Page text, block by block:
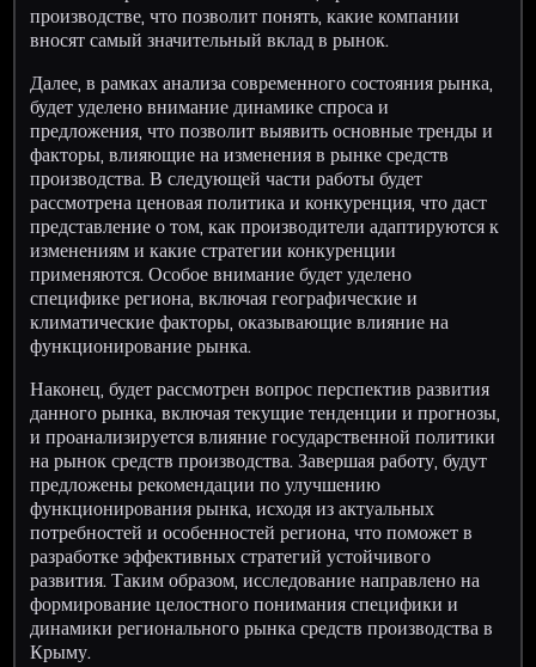
производстве, что позволит понять, какие компании
вносят самый значительный вклад в рынок.
Далее, в рамках анализа современного состояния рынка,
будет уделено внимание динамике спроса и
предложения, что позволит выявить основные тренды и
факторы, влияющие на изменения в рынке средств
производства. В следующей части работы будет
рассмотрена ценовая политика и конкуренция, что даст
представление о том, как производители адаптируются к
изменениям и какие стратегии конкуренции
применяются. Особое внимание будет уделено
специфике региона, включая географические и
климатические факторы, оказывающие влияние на
функционирование рынка.
Наконец, будет рассмотрен вопрос перспектив развития
данного рынка, включая текущие тенденции и прогнозы,
и проанализируется влияние государственной политики
на рынок средств производства. Завершая работу, будут
предложены рекомендации по улучшению
функционирования рынка, исходя из актуальных
потребностей и особенностей региона, что поможет в
разработке эффективных стратегий устойчивого
развития. Таким образом, исследование направлено на
формирование целостного понимания специфики и
динамики регионального рынка средств производства в
Крыму.